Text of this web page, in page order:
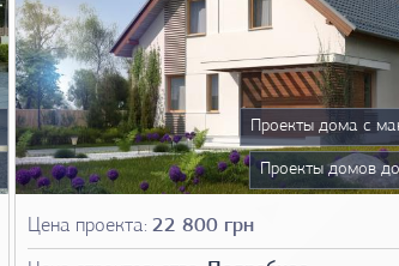
Цена проекта: 22 800 грн
Проекты дома с
Проекты домов